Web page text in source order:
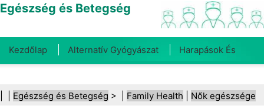
Egészség és Betegség
Kezdőlap Alternatív Gyógyászat Harapások És
Fogegészség Diéta És Táplálkozás Családi
Egészség és Betegség > | Family Health Nők egészsége